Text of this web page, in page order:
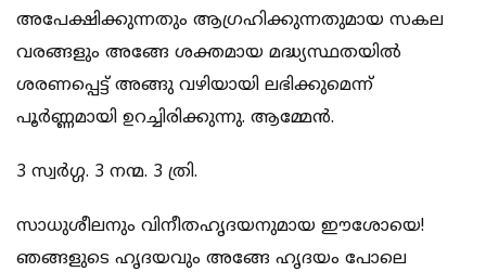
അപേക്ഷിക്കുന്നതും ആഗ്രഹിക്കുന്നതുമായ സകല
വരങ്ങളും അങ്ങേ ശക്തമായ മദ്ധ്യസ്ഥതയില്‍
ശരണപ്പെട്ട് അങ്ങു വഴിയായി ലഭിക്കുമെന്ന്
പൂര്‍ണ്ണമായി ഉറച്ചിരിക്കുന്നു. ആമ്മേന്‍.
3 സ്വര്‍ഗ്ഗ. 3 നന്മ. 3 ത്രി.
സാധുശീലനും വിനീതഹൃദയനുമായ ഈശോയെ!
ഞങ്ങളുടെ ഹൃദയവും അങ്ങേ ഹൃദയം പോലെ